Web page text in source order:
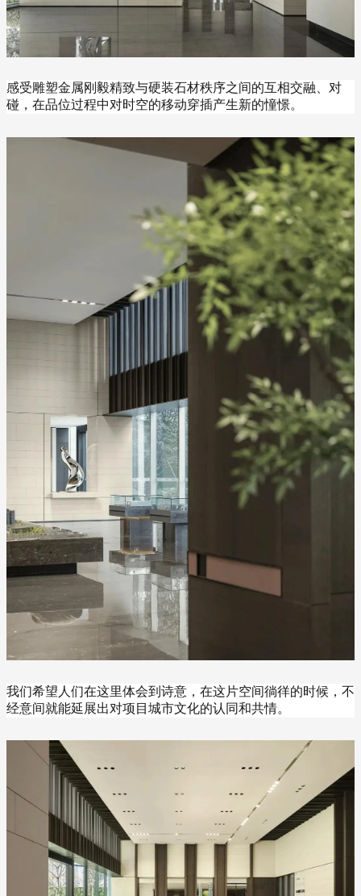
感受雕塑金属刚毅精致与硬装石材秩序之间的互相交融、对
碰，在品位过程中对时空的移动穿插产生新的憧憬。
我们希望人们在这里体会到诗意，在这片空间徜徉的时候，不
经意间就能延展出对项目城市文化的认同和共情。